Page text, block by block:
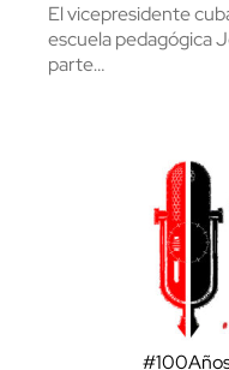
El vicepresidente
escuela pedagógica
parte…